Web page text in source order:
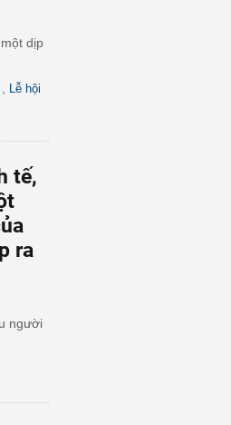
dịp
Lễ hội
tế,
ra
người